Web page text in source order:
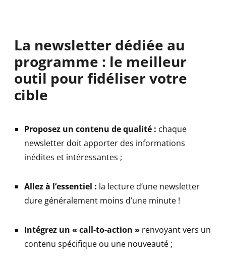
La newsletter dédiée au
programme : le meilleur
outil pour fidéliser votre
cible
Proposez un contenu de qualité : chaque
newsletter doit apporter des informations
inédites et intéressantes ;
Allez à l’essentiel : la lecture d’une newsletter
dure généralement moins d’une minute !
Intégrez un « call-to-action » renvoyant vers un
contenu spécifique ou une nouveauté ;